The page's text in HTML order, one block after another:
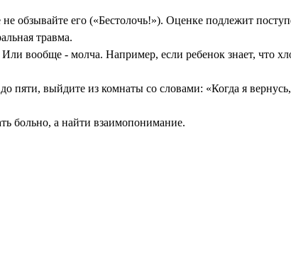
обзывайте его («Бестолочь!»). Оценке подлежит
травма.
вообще - молча. На­пример, если ребенок знает, что
пяти, выйдите из ком­наты со словами: «Когда я
больно, а найти взаи­мопонимание.